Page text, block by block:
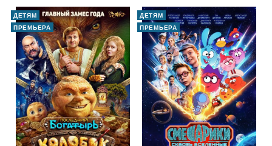
ДЕТЯМ
ПРЕМЬЕРА
ДЕТЯМ
ПРЕМЬЕРА